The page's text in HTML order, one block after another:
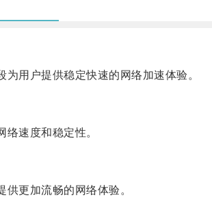
用户提供稳定快速的网络加速体验。
速度和稳定性。
更加流畅的网络体验。